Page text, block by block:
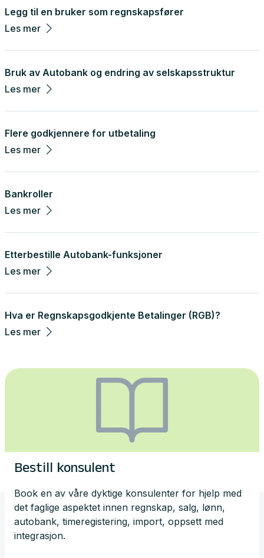
Legg til en bruker som regnskapsfører
Les mer
Bruk av Autobank og endring av selskapsstruktur
Les mer
Flere godkjennere for utbetaling
Les mer
Bankroller
Les mer
Etterbestille Autobank-funksjoner
Les mer
Hva er Regnskapsgodkjente Betalinger (RGB)?
Les mer
Bestill konsulent
Book en av våre dyktige konsulenter for hjelp med
det faglige aspektet innen regnskap, salg, lønn,
autobank, timeregistering, import, oppsett med
integrasjon.